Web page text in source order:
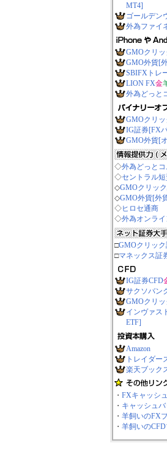
MT4]
ゴールデン
外為ファイ
GMOクリ
GMO外貨[
SBIFXトレ
LION FX金
外為どっと
GMOクリ
IG証券[FX
GMO外貨[
◇外為どっとコ
◇セントラル短
◇GMOクリッ
◇GMO外貨[外
◇ヒロセ通商
◇外為オンライ
□GMOクリック
□マネックス証
IG証券CFD
サクソバン
GMOクリ
インヴァス
ETF]
Amazon
トレイダー
楽天ブック
・ FXキャッシ
・ キャッシュ
・ 羊飼いのFX
・ 羊飼いの